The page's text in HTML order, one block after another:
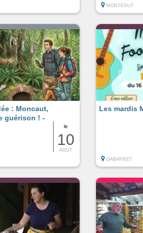
MONTEGUT
le
10
AOUT
: Moncaut,
guérison ! -
Les mardis
GABARRET